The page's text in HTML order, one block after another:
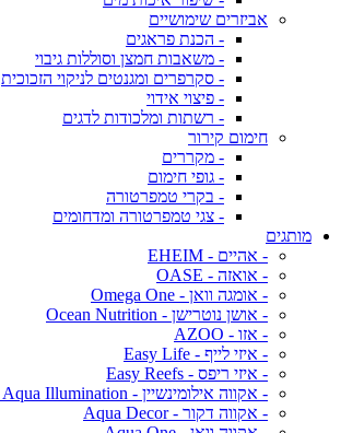
אביזרים שימושיים
- הכנת פראגים
- משאבות חמצן וסוללות גיבוי
- סקרפרים ומגנטים לניקוי הזכוכית
- פיצוי אידוי
- רשתות ומלכודות לדגים
חימום קירור
- מקררים
- גופי חימום
- בקרי טמפרטורה
- צגי טמפרטורה ומדחומים
מותגים
- אהיים - EHEIM
- אואזה - OASE
- אומגה וואן - Omega One
- אושן נוטרישן - Ocean Nutrition
- אזו - AZOO
- איזי לייף - Easy Life
- איזי ריפס - Easy Reefs
- אקווה אילומינשיין - AI Aqua Illumination
- אקווה דקור - Aqua Decor